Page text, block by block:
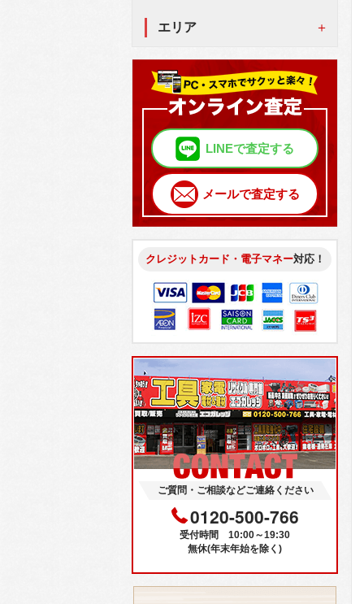
エリア
LINEで査定する
メールで査定する
クレジットカード・電子マネー対応！
ご質問・ご相談などご連絡ください
0120-500-766
受付時間 10:00～19:30
無休(年末年始を除く)